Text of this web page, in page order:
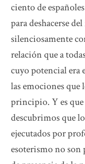
ciento de
para deshacerse
silenciosamente
relación que a
cuyo potencial era
las emociones que
principio. Y es
descubrimos que
ejecutados por
esoterismo no son